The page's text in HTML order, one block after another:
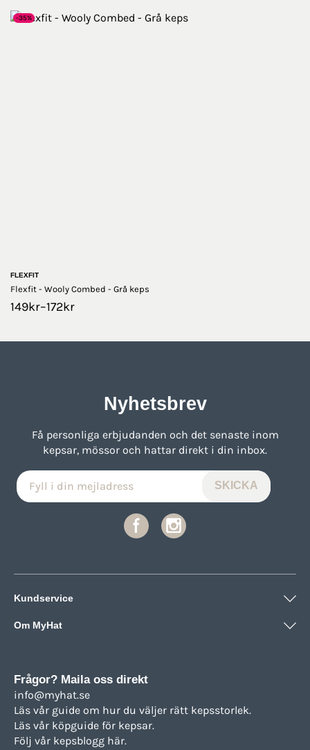
-35%
FLEXFIT
Flexfit - Wooly Combed - Grå keps
149kr–172kr
Nyhetsbrev
Få personliga erbjudanden och det senaste inom
kepsar, mössor och hattar direkt i din inbox.
Kundservice
Om MyHat
Frågor? Maila oss direkt
info@myhat.se
Läs vår guide om hur du väljer rätt kepsstorlek.
Läs vår köpguide för kepsar.
Följ vår kepsblogg här.